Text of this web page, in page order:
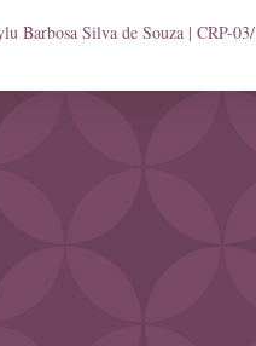
Barbosa Silva de Souza | CRP-